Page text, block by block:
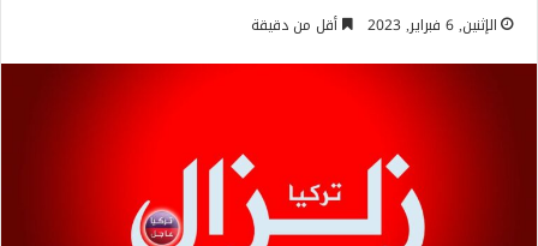
الإثنين, 6 فبراير, 2023 أقل من دقيقة